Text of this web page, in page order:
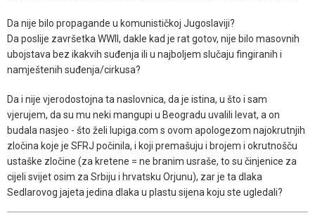
Da nije bilo propagande u komunističkoj Jugoslaviji?
Da poslije završetka WWII, dakle kad je rat gotov, nije bilo masovnih
ubojstava bez ikakvih suđenja ili u najboljem slučaju fingiranih i
namještenih suđenja/cirkusa?
Da i nije vjerodostojna ta naslovnica, da je istina, u što i sam
vjerujem, da su mu neki mangupi u Beogradu uvalili levat, a on
budala nasjeo - što želi lupiga.com s ovom apologezom najokrutnjih
zločina koje je SFRJ počinila, i koji premašuju i brojem i okrutnošču
ustaške zločine (za kretene = ne branim usraše, to su činjenice za
cijeli svijet osim za Srbiju i hrvatsku Orjunu), zar je ta dlaka
Sedlarovog jajeta jedina dlaka u plastu sijena koju ste ugledali?